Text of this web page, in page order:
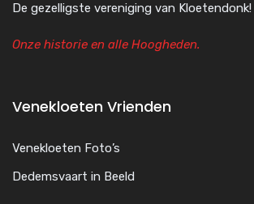
De gezelligste vereniging van Kloetendonk!
Onze historie en alle Hoogheden.
Venekloeten Vrienden
Venekloeten Foto’s
Dedemsvaart in Beeld